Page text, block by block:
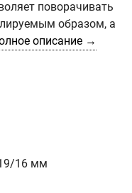
поворачивать
образом, а
описание →
16 мм